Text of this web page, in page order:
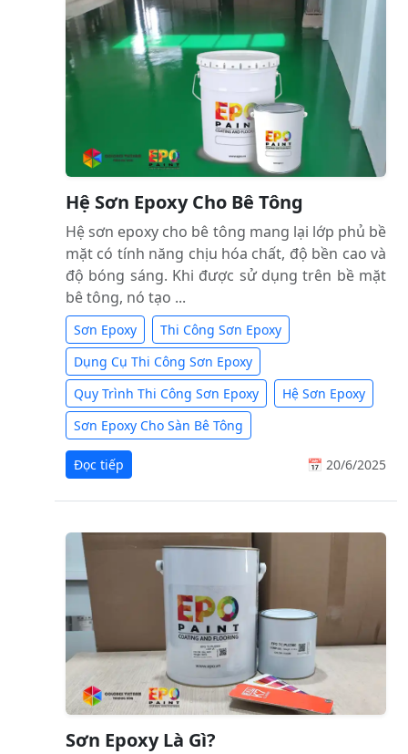
Hệ Sơn Epoxy Cho Bê Tông
Hệ sơn epoxy cho bê tông mang lại lớp phủ bề
mặt có tính năng chịu hóa chất, độ bền cao và
độ bóng sáng. Khi được sử dụng trên bề mặt
bê tông, nó tạo ...
Sơn Epoxy
Thi Công Sơn Epoxy
Dụng Cụ Thi Công Sơn Epoxy
Quy Trình Thi Công Sơn Epoxy
Hệ Sơn Epoxy
Sơn Epoxy Cho Sàn Bê Tông
Đọc tiếp 📅 20/6/2025
Sơn Epoxy Là Gì?